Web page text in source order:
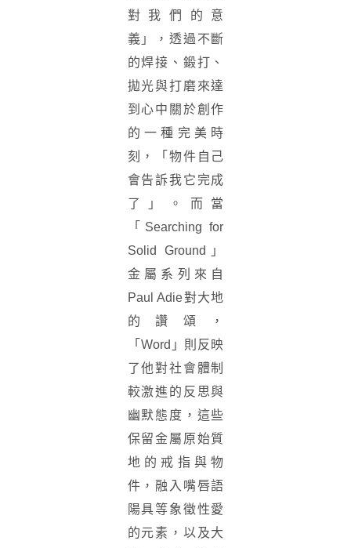
對我們的意
義」，透過不斷
的焊接、鍛打、
拋光與打磨來達
到心中關於創作
的一種完美時
刻，「物件自己
會告訴我它完成
了」。而當
「Searching for
Solid Ground」
金屬系列來自
Paul Adie對大地
的讚頌，
「Word」則反映
了他對社會體制
較激進的反思與
幽默態度，這些
保留金屬原始質
地的戒指與物
件，融入嘴唇語
陽具等象徵性愛
的元素，以及大